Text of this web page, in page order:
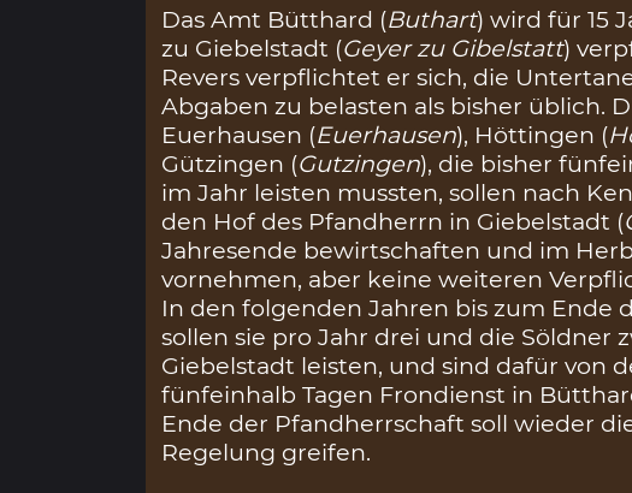
Das Amt Bütthard (Buthart) wird für 15
zu Giebelstadt (Geyer zu Gibelstatt)
Revers verpflichtet er sich, die
Abgaben zu belasten als bisher üblich.
Euerhausen (Euerhausen), Höttingen (
Gützingen (Gutzingen), die bisher
im Jahr leisten mussten, sollen nach
den Hof des Pfandherrn in Giebelstadt (
Jahresende bewirtschaften und im
vornehmen, aber keine weiteren
In den folgenden Jahren bis zum Ende
sollen sie pro Jahr drei und die Söldner
Giebelstadt leisten, und sind dafür von
fünfeinhalb Tagen Frondienst in
Ende der Pfandherrschaft soll wieder
Regelung greifen.